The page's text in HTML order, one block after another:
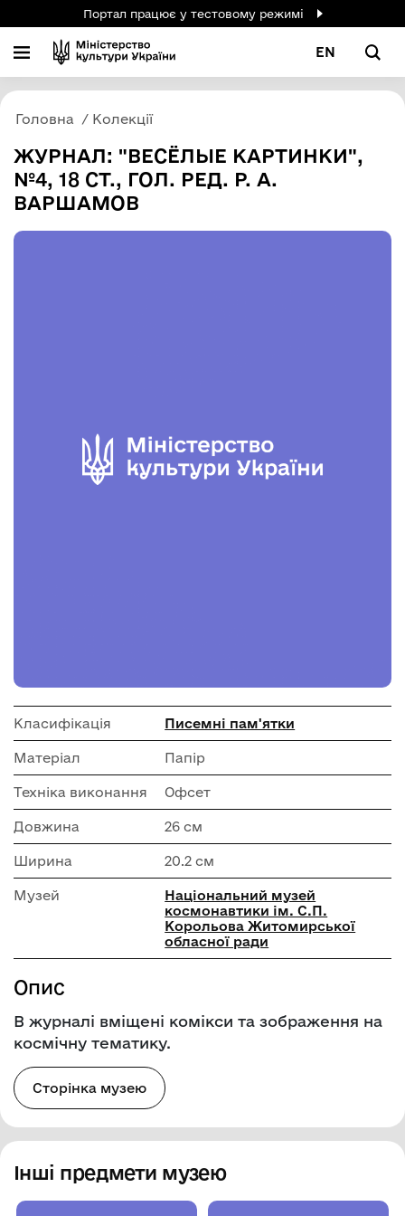
Портал працює у тестовому режимі
EN
Головна Колекції
ЖУРНАЛ: "ВЕСЁЛЫЕ КАРТИНКИ",
№4, 18 СТ., ГОЛ. РЕД. Р. А.
ВАРШАМОВ
Класифікація Писемні пам'ятки
Матеріал Папір
Техніка виконання Офсет
Довжина 26 см
Ширина 20.2 см
Музей
Національний музей
космонавтики ім. С.П.
Корольова Житомирської
обласної ради
Опис
В журналі вміщені комікси та зображення на
космічну тематику.
Сторінка музею
Інші предмети музею